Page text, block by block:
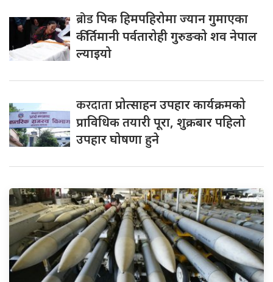
ब्रोडपिक हिमपहिरोमा ज्यान गुमाएका
कीर्तिमानी पर्वतारोही गुरुङको शव नेपाल
ल्याइयो
करदाताप्रोत्साहन उपहार कार्यक्रमको
प्राविधिक तयारी पूरा, शुक्रबार पहिलो
उपहार घोषणा हुने